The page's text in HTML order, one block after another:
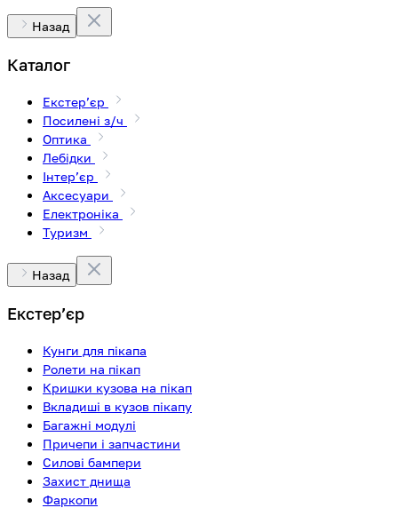
Назад
Каталог
Екстерʼєр
Посилені з/ч
Оптика
Лебідки
Інтерʼєр
Аксесуари
Електроніка
Туризм
Назад
Екстерʼєр
Кунги для пікапа
Ролети на пікап
Кришки кузова на пікап
Вкладиші в кузов пікапу
Багажні модулі
Причепи і запчастини
Силові бампери
Захист днища
Фаркопи